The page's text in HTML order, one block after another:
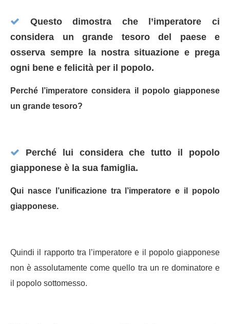
Questo dimostra che l’imperatore ci
considera un grande tesoro del paese e
osserva sempre la nostra situazione e prega
ogni bene e felicità per il popolo.
Perché l’imperatore considera il popolo giapponese
un grande tesoro?
Perché lui considera che tutto il popolo
giapponese è la sua famiglia.
Qui nasce l’unificazione tra l’imperatore e il popolo
giapponese.
Quindi il rapporto tra l’imperatore e il popolo giapponese
non è assolutamente come quello tra un re dominatore e
il popolo sottomesso.